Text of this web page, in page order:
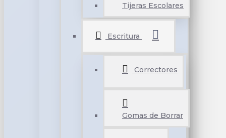
Tijeras Escolares
Escritura
Correctores
Gomas de Borrar